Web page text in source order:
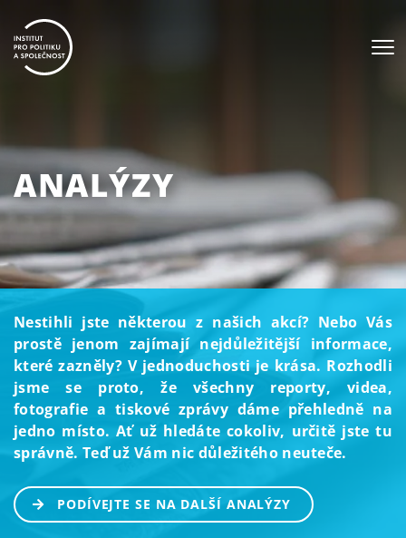
ANALÝZY
Nestihli jste některou z našich akcí? Nebo Vás
prostě jenom zajímají nejdůležitější informace,
které zazněly? V jednoduchosti je krása. Rozhodli
jsme se proto, že všechny reporty, videa,
fotografie a tiskové zprávy dáme přehledně na
jedno místo. Ať už hledáte cokoliv, určitě jste tu
správně. Teď už Vám nic důležitého neuteče.
PODÍVEJTE SE NA DALŠÍ ANALÝZY